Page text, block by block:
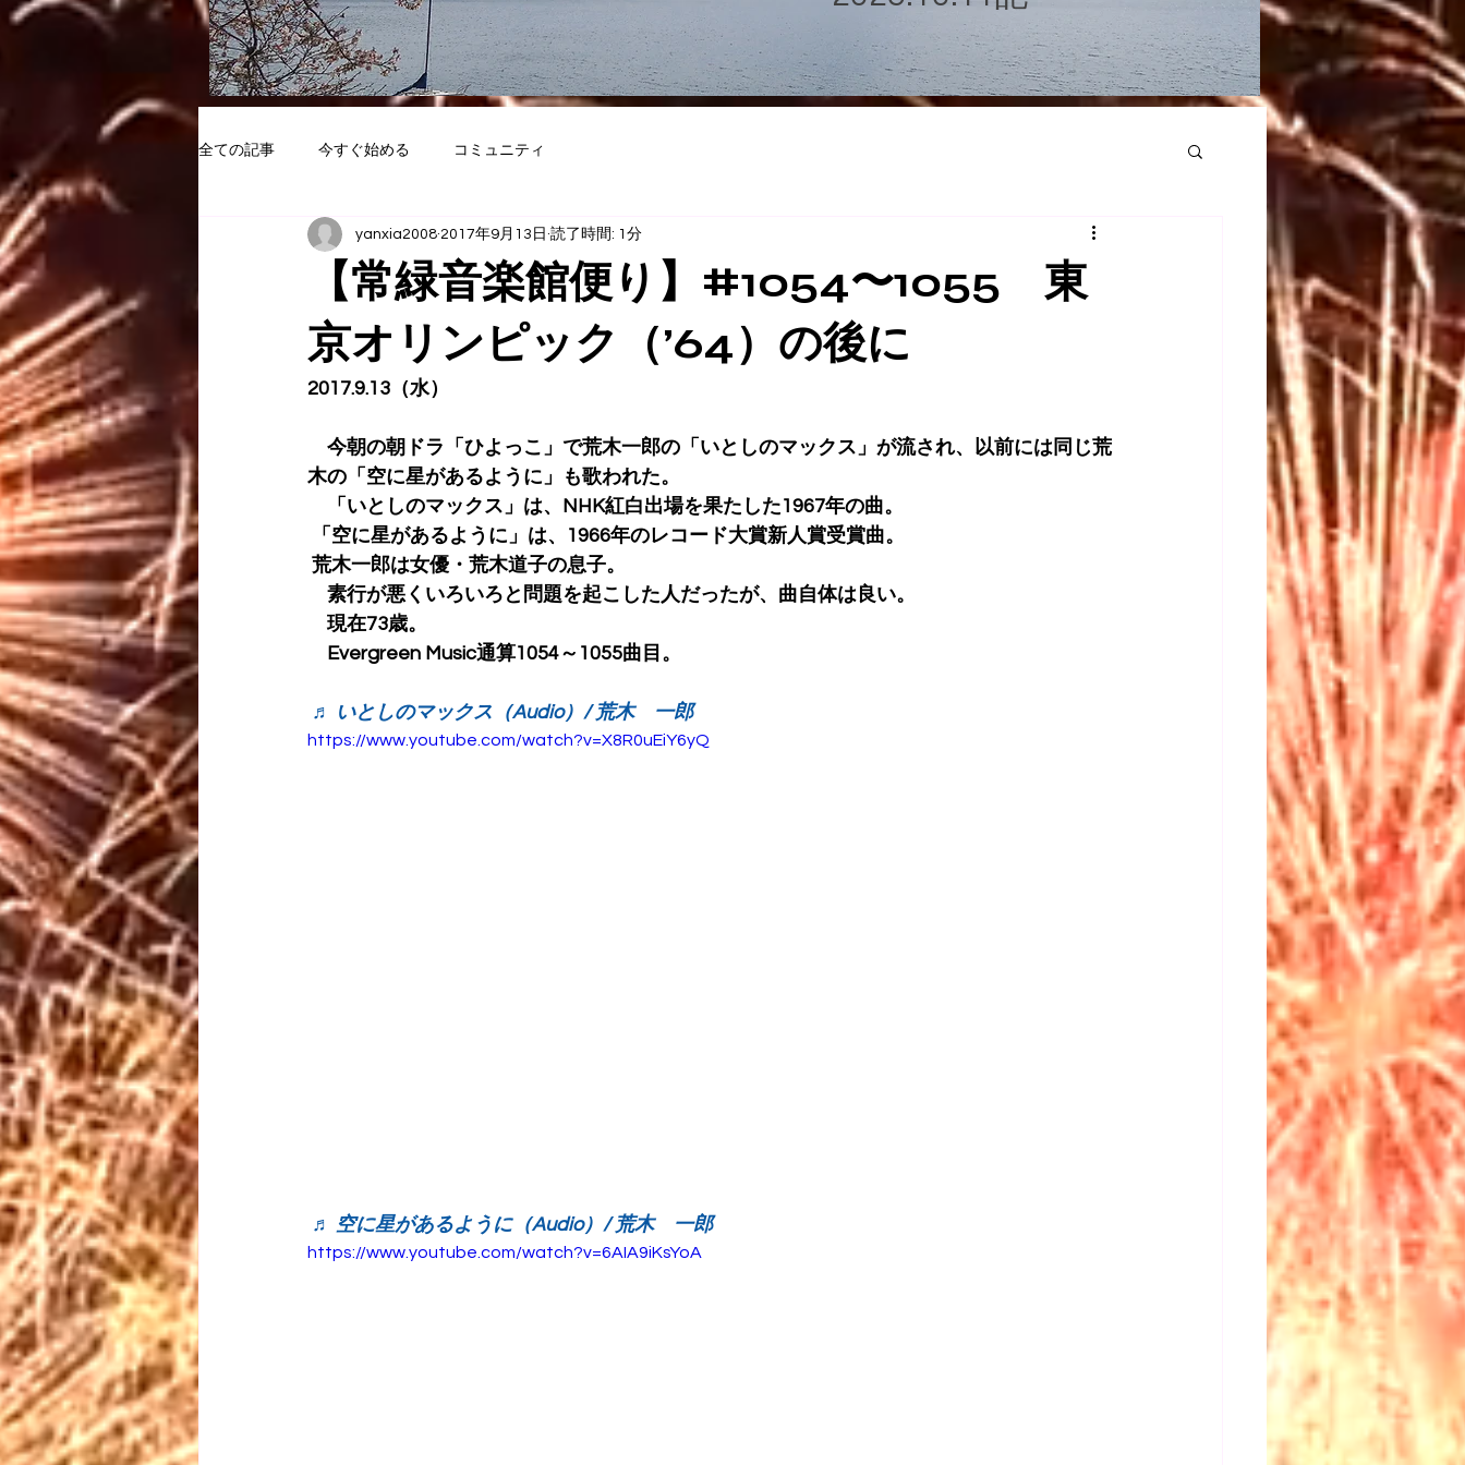
全ての記事 今すぐ始める コミュニティ
【常緑音楽館便り】#1054〜1055 東
京オリンピック（’64）の後に
yanxia2008 2017年9月13日 読了時間: 1分
2017.9.13（水）
今朝の朝ドラ「ひよっこ」で荒木一郎の「いとしのマックス」が流され、以前には同じ荒
木の「空に星があるように」も歌われた。
「いとしのマックス」は、NHK紅白出場を果たした1967年の曲。
「空に星があるように」は、1966年のレコード大賞新人賞受賞曲。
荒木一郎は女優・荒木道子の息子。
素行が悪くいろいろと問題を起こした人だったが、曲自体は良い。
現在73歳。
Evergreen Music通算1054～1055曲目。
♬ いとしのマックス（Audio）/ 荒木　一郎
https://www.youtube.com/watch?v=X8R0uEiY6yQ
♬ 空に星があるように（Audio）/ 荒木　一郎
https://www.youtube.com/watch?v=6AIA9iKsYoA